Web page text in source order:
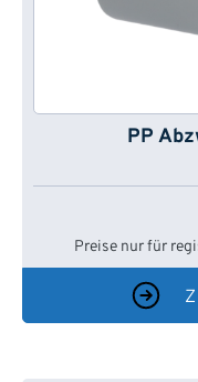
PP
Preise nur für